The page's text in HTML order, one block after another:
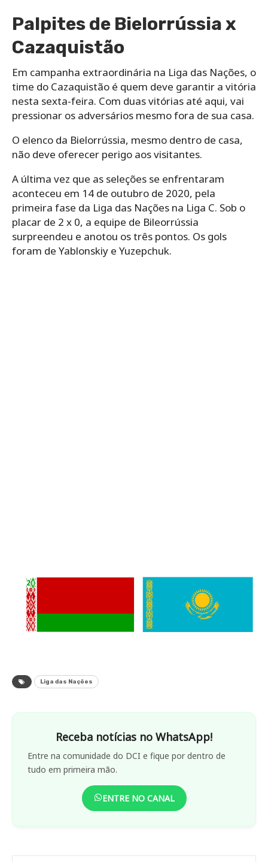
Palpites de Bielorrússia x
Cazaquistão
Em campanha extraordinária na Liga das Nações, o
time do Cazaquistão é quem deve garantir a vitória
nesta sexta-feira. Com duas vitórias até aqui, vai
pressionar os adversários mesmo fora de sua casa.
O elenco da Bielorrússia, mesmo dentro de casa,
não deve oferecer perigo aos visitantes.
A última vez que as seleções se enfrentaram
aconteceu em 14 de outubro de 2020, pela
primeira fase da Liga das Nações na Liga C. Sob o
placar de 2 x 0, a equipe de Bileorrússia
surpreendeu e anotou os três pontos. Os gols
foram de Yablonskiy e Yuzepchuk.
Liga das Nações
Receba notícias no WhatsApp!
Entre na comunidade do DCI e fique por dentro de
tudo em primeira mão.
ENTRE NO CANAL